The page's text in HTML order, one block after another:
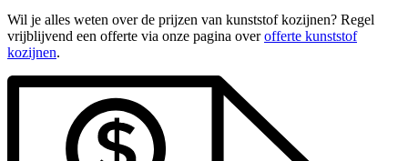
Wil je alles weten over de prijzen van kunststof kozijnen? Regel
vrijblijvend een offerte via onze pagina overofferte kunststof
kozijnen.